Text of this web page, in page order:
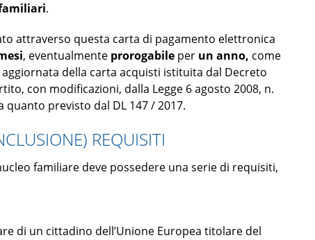
.
attraverso questa carta di pagamento elettronica
, eventualmente prorogabile per un anno, come
aggiornata della carta acquisti istituita dal Decreto
con modificazioni, dalla Legge 6 agosto 2008, n.
quanto previsto dal DL 147 / 2017.
REQUISITI
familiare deve possedere una serie di requisiti,
di un cittadino dell’Unione Europea titolare del